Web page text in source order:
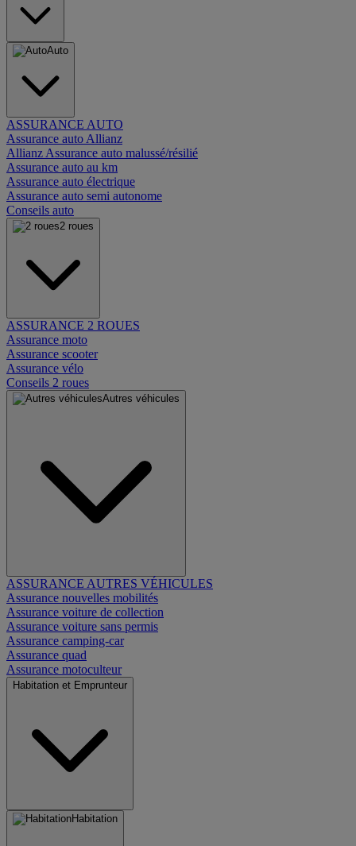
Auto
ASSURANCE AUTO
Assurance auto Allianz
Allianz Assurance auto malussé/résilié
Assurance auto au km
Assurance auto électrique
Assurance auto semi autonome
Conseils auto
2 roues
ASSURANCE 2 ROUES
Assurance moto
Assurance scooter
Assurance vélo
Conseils 2 roues
Autres véhicules
ASSURANCE AUTRES VÉHICULES
Assurance nouvelles mobilités
Assurance voiture de collection
Assurance voiture sans permis
Assurance camping-car
Assurance quad
Assurance motoculteur
Habitation et Emprunteur
Habitation